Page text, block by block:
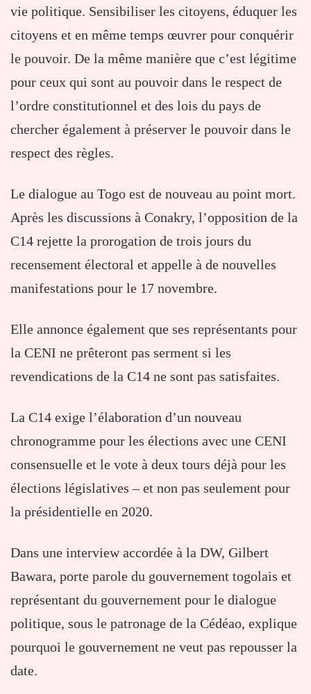
vie politique. Sensibiliser les citoyens, éduquer les
citoyens et en même temps œuvrer pour conquérir
le pouvoir. De la même manière que c’est légitime
pour ceux qui sont au pouvoir dans le respect de
l’ordre constitutionnel et des lois du pays de
chercher également à préserver le pouvoir dans le
respect des règles.
Le dialogue au Togo est de nouveau au point mort.
Après les discussions à Conakry, l’opposition de la
C14 rejette la prorogation de trois jours du
recensement électoral et appelle à de nouvelles
manifestations pour le 17 novembre.
Elle annonce également que ses représentants pour
la CENI ne prêteront pas serment si les
revendications de la C14 ne sont pas satisfaites.
La C14 exige l’élaboration d’un nouveau
chronogramme pour les élections avec une CENI
consensuelle et le vote à deux tours déjà pour les
élections législatives – et non pas seulement pour
la présidentielle en 2020.
Dans une interview accordée à la DW, Gilbert
Bawara, porte parole du gouvernement togolais et
représentant du gouvernement pour le dialogue
politique, sous le patronage de la Cédéao, explique
pourquoi le gouvernement ne veut pas repousser la
date.